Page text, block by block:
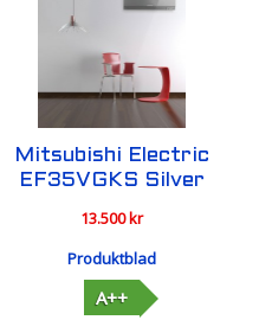
Mitsubishi Electric
EF35VGKS Silver
13.500kr
Produktblad
A++